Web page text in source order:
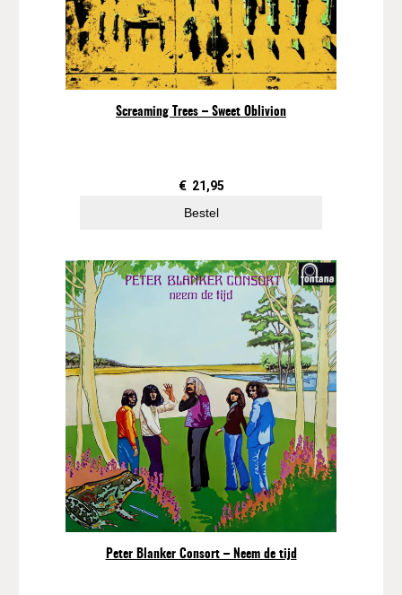
Screaming Trees – Sweet Oblivion
€ 21,95
Bestel
Peter Blanker Consort – Neem de tijd